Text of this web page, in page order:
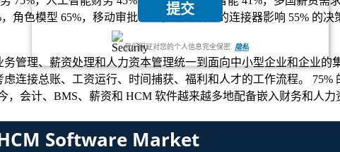
提交
我们保证对您的个人信息完全保密. 隐私
角色模型 65%，移动审批 58%，经过认证的连接器影响 55% 的决
管理、薪资处理和人力资本管理统一到面向中小型企业和企业的
连接总账、工资运行、时间捕获、福利和人才的工作流程。
会计、BMS、薪资和 HCM 软件越来越多地配备嵌入财务和人力